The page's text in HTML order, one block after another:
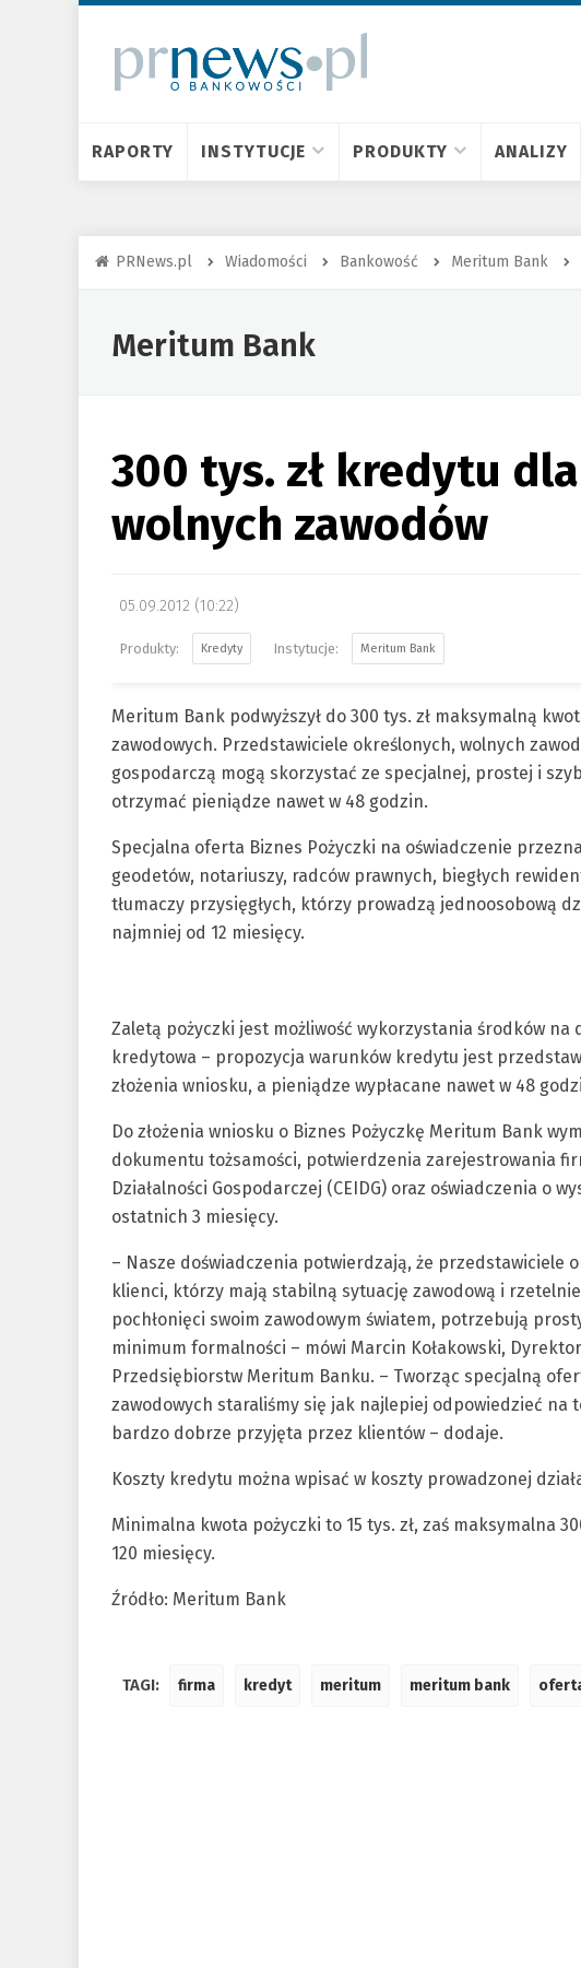
RAPORTY INSTYTUCJE PRODUKTY ANALIZY
PRNews.pl Wiadomości Bankowość Meritum Bank
Meritum Bank
300 tys. zł kredytu
wolnych zawodów
05.09.2012 (10:22)
Kredyty Meritum Bank
Meritum Bank podwyższył do 300 tys. zł maksymalną
zawodowych. Przedstawiciele określonych, wolnych
gospodarczą mogą skorzystać ze specjalnej, prostej i
otrzymać pieniądze nawet w 48 godzin.
Specjalna oferta Biznes Pożyczki na oświadczenie
geodetów, notariuszy, radców prawnych, biegłych
tłumaczy przysięgłych, którzy prowadzą jednoosobową
najmniej od 12 miesięcy.
Zaletą pożyczki jest możliwość wykorzystania środków na
kredytowa – propozycja warunków kredytu jest
złożenia wniosku, a pieniądze wypłacane nawet w 48
Do złożenia wniosku o Biznes Pożyczkę Meritum Bank
dokumentu tożsamości, potwierdzenia zarejestrowania
Działalności Gospodarczej (CEIDG) oraz oświadczenia o
ostatnich 3 miesięcy.
– Nasze doświadczenia potwierdzają, że przedstawiciele
klienci, którzy mają stabilną sytuację zawodową i
pochłonięci swoim zawodowym światem, potrzebują
minimum formalności – mówi Marcin Kołakowski,
Przedsiębiorstw Meritum Banku. – Tworząc specjalną
zawodowych staraliśmy się jak najlepiej odpowiedzieć na
bardzo dobrze przyjęta przez klientów – dodaje.
Koszty kredytu można wpisać w koszty prowadzonej
Minimalna kwota pożyczki to 15 tys. zł, zaś maksymalna
120 miesięcy.
Źródło: Meritum Bank
TAGI: firma kredyt meritum meritum bank